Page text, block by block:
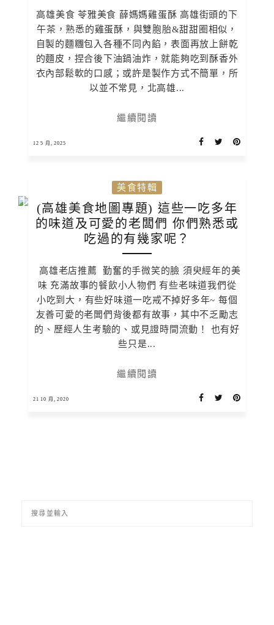
高雄美食 苓雅美食 薛媽媽雞蛋酥 高雄街頭的下
午茶，熟悉的雞蛋酥，與雙胞胎&甜甜圈相似，
自製的麵糰包入各種不同內餡，表面再放上餅乾
的麵皮，捏合後下油鍋油炸，就能夠吃到酥香外
衣內部鬆軟的口感；或許是製作方式不簡單，所
以並不常見，北高雄...
繼續閱讀
12 5 月, 2025
美食特輯
(高雄美食地圖專題) 這些一吃多年
的味道及可愛的老闆們 你們熟悉或
吃過的有幾家呢？
高雄老店推薦 勤奮的手微笑的臉 須臾經年的美
味 充滿故事的餐飲小人物們 有些老味道我們從
小吃到大，有些好味道一吃戒不掉好多年~ 每個
友善可愛的老闆們背後都有故事，其中不乏勵志
的、歷經人生考驗的、或見證時間流動！ 也有好
些只是...
繼續閱讀
21 10 月, 2020